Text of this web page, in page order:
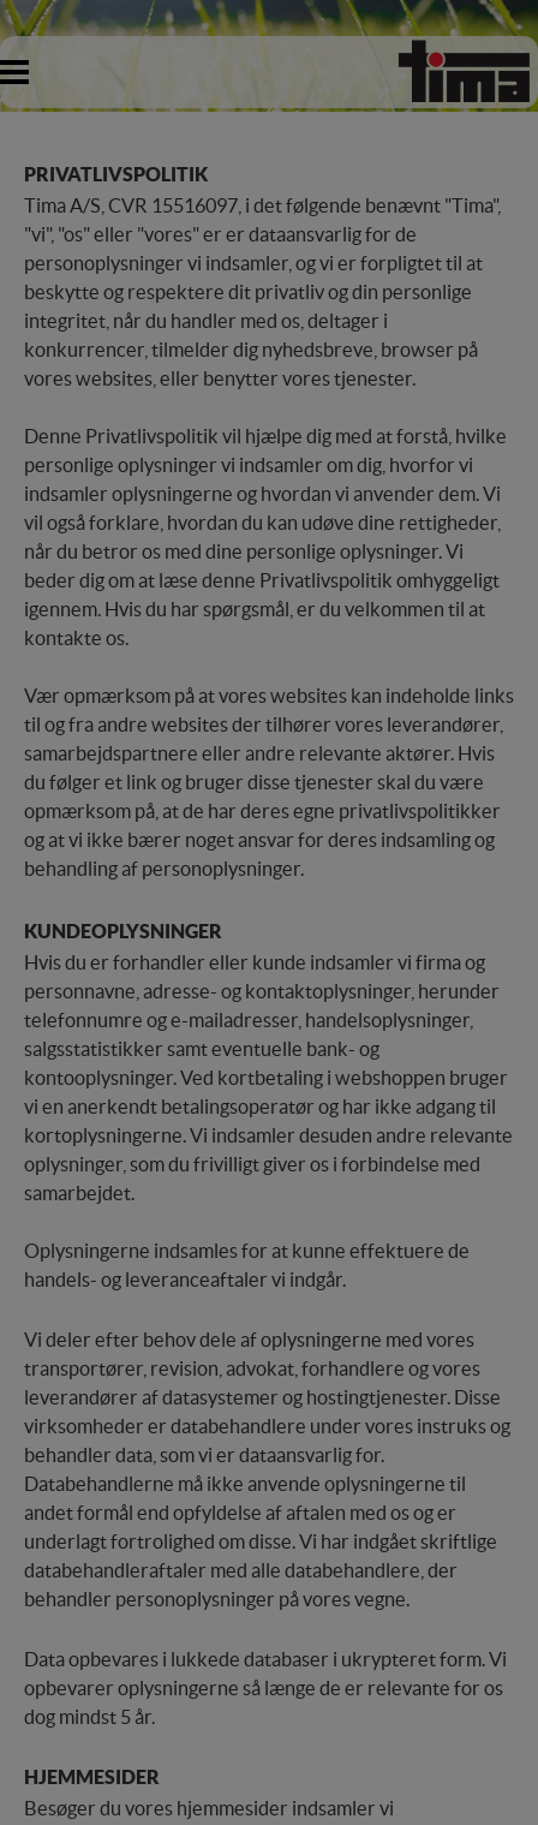
PRIVATLIVSPOLITIK
Tima A/S, CVR 15516097, i det følgende benævnt "Tima",
"vi", "os" eller "vores" er er dataansvarlig for de
personoplysninger vi indsamler, og vi er forpligtet til at
beskytte og respektere dit privatliv og din personlige
integritet, når du handler med os, deltager i
konkurrencer, tilmelder dig nyhedsbreve, browser på
vores websites, eller benytter vores tjenester.
Denne Privatlivspolitik vil hjælpe dig med at forstå, hvilke
personlige oplysninger vi indsamler om dig, hvorfor vi
indsamler oplysningerne og hvordan vi anvender dem. Vi
vil også forklare, hvordan du kan udøve dine rettigheder,
når du betror os med dine personlige oplysninger. Vi
beder dig om at læse denne Privatlivspolitik omhyggeligt
igennem. Hvis du har spørgsmål, er du velkommen til at
kontakte os.
Vær opmærksom på at vores websites kan indeholde links
til og fra andre websites der tilhører vores leverandører,
samarbejdspartnere eller andre relevante aktører. Hvis
du følger et link og bruger disse tjenester skal du være
opmærksom på, at de har deres egne privatlivspolitikker
og at vi ikke bærer noget ansvar for deres indsamling og
behandling af personoplysninger.
KUNDEOPLYSNINGER
Hvis du er forhandler eller kunde indsamler vi firma og
personnavne, adresse- og kontaktoplysninger, herunder
telefonnumre og e-mailadresser, handelsoplysninger,
salgsstatistikker samt eventuelle bank- og
kontooplysninger. Ved kortbetaling i webshoppen bruger
vi en anerkendt betalingsoperatør og har ikke adgang til
kortoplysningerne. Vi indsamler desuden andre relevante
oplysninger, som du frivilligt giver os i forbindelse med
samarbejdet.
Oplysningerne indsamles for at kunne effektuere de
handels- og leveranceaftaler vi indgår.
Vi deler efter behov dele af oplysningerne med vores
transportører, revision, advokat, forhandlere og vores
leverandører af datasystemer og hostingtjenester. Disse
virksomheder er databehandlere under vores instruks og
behandler data, som vi er dataansvarlig for.
Databehandlerne må ikke anvende oplysningerne til
andet formål end opfyldelse af aftalen med os og er
underlagt fortrolighed om disse. Vi har indgået skriftlige
databehandleraftaler med alle databehandlere, der
behandler personoplysninger på vores vegne.
Data opbevares i lukkede databaser i ukrypteret form. Vi
opbevarer oplysningerne så længe de er relevante for os
dog mindst 5 år.
HJEMMESIDER
Besøger du vores hjemmesider indsamler vi